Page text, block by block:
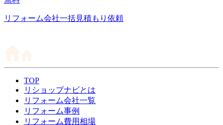
リフォーム会社一括見積もり依頼
TOP
リショップナビとは
リフォーム会社一覧
リフォーム事例
リフォーム費用相場